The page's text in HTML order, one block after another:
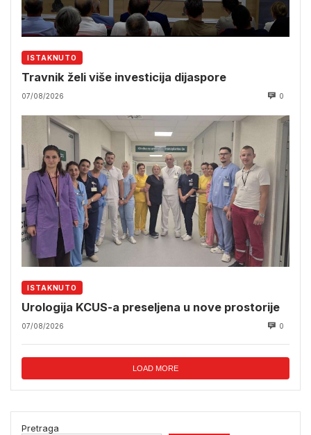
ISTAKNUTO
Travnik želi više investicija dijaspore
07/08/2026 0
ISTAKNUTO
Urologija KCUS-a preseljena u nove prostorije
07/08/2026 0
LOAD MORE
Pretraga